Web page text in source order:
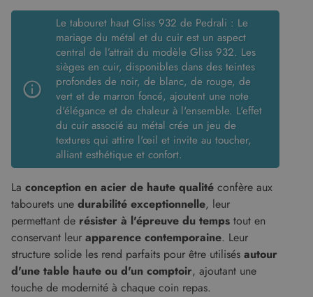
Le tabouret haut Gliss 932 de Pedrali : Le
mariage du métal et du cuir est un aspect
central de l’attrait du modèle Gliss 932. Les
sièges en cuir, disponibles dans des teintes
profondes de noir, de blanc, de rouge, de
vert et de marron foncé, ajoutent une note
d'élégance et de chaleur à l'ensemble. L'effet
du cuir associé au métal crée un jeu de
textures qui attire l'œil et invite au toucher,
alliant esthétique et confort.
La conception en acier de haute qualité confère aux
tabourets une durabilité exceptionnelle, leur
permettant de résister à l'épreuve du temps tout en
conservant leur apparence contemporaine. Leur
structure solide les rend parfaits pour être utilisés autour
d'une table haute ou d'un comptoir, ajoutant une
touche de modernité à chaque coin repas.
utilisé de
utilisateurs
uniques en
aléatoirement
comme
demande de
et utilisé pour
calculer les
session et de
rapports
site.
ledit site
Web.
_gcl_au
Google LLC
.malouet.fr
2 mois 4
semaines
Ce cookie
est défini
Doubleclick
et fournit
informations
sur la
l'utilisateur
final utilise
et sur toute
que
voir avant
de visiter
ledit site
test_cookie
Google LLC
.doubleclick.net
minutes
est défini